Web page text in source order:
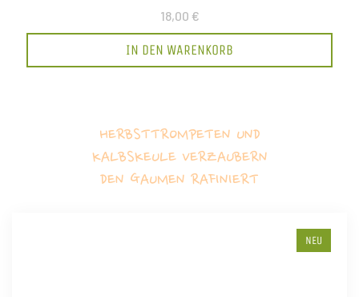
18,00 €
IN DEN WARENKORB
HERBSTTROMPETEN UND
KALBSKEULE VERZAUBERN
DEN GAUMEN RAFINIERT
NEU